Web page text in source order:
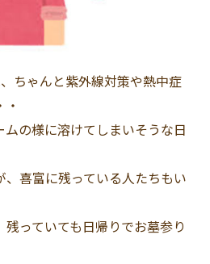
ちゃんと紫外線対策や熱中症
の様に溶けてしまいそうな日
喜富に残っている人たちもい
っていても日帰りでお墓参り